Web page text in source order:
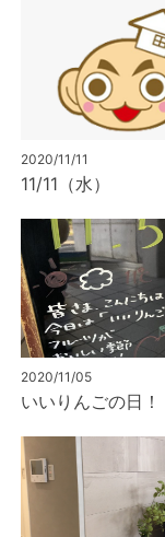
2020/11/11
11/11（水）
2020/11/05
いいりんごの日！